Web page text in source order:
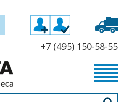
+7 (495) 150-58-55